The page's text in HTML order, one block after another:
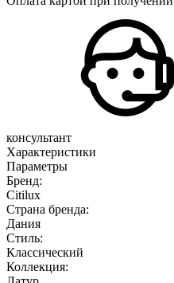
консультант
Характеристики
Параметры
Бренд:
Citilux
Страна бренда:
Дания
Стиль:
Классический
Коллекция: